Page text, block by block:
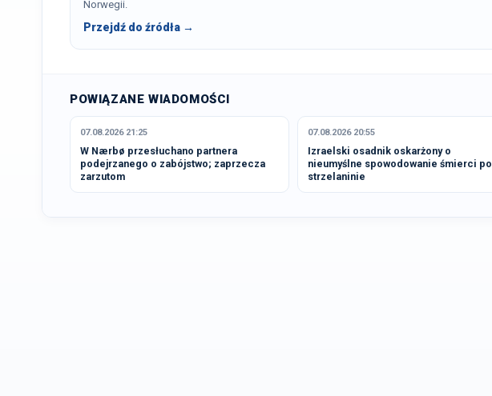
Norwegii.
Przejdź do źródła →
POWIĄZANE WIADOMOŚCI
07.08.2026 21:25
W Nærbø przesłuchano partnera
podejrzanego o zabójstwo; zaprzecza
zarzutom
07.08.2026 20:55
Izraelski osadnik oskarżony o
nieumyślne spowodowanie śmierci po
strzelaninie